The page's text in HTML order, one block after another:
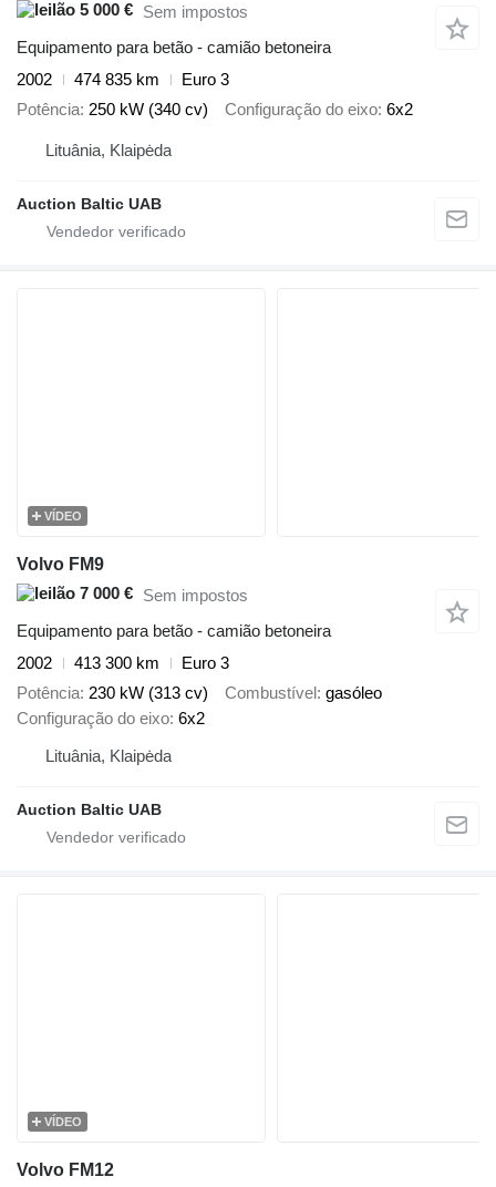
5 000 € Sem impostos
Equipamento para betão - camião betoneira
2002
474 835 km
Euro 3
Potência 250 kW (340 cv) Configuração do eixo 6x2
Lituânia, Klaipėda
Auction Baltic UAB
VÍDEO
Volvo FM9
7 000 € Sem impostos
Equipamento para betão - camião betoneira
2002
413 300 km
Euro 3
Potência 230 kW (313 cv) Combustível gasóleo
Configuração do eixo 6x2
Lituânia, Klaipėda
Auction Baltic UAB
VÍDEO
Volvo FM12